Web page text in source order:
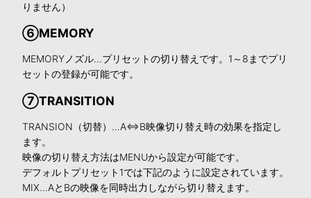
りません）
⑥MEMORY
MEMORYノズル…プリセットの切り替えです。1～8までプリ
セットの登録が可能です。
⑦TRANSITION
TRANSION（切替）…A⇔B映像切り替え時の効果を指定し
ます。
映像の切り替え方法はMENUから設定が可能です。
デフォルトプリセット1では下記のように設定されています。
MIX…AとBの映像を同時出力しながら切り替えます。